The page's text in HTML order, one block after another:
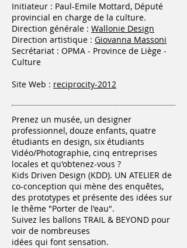
Initiateur : Paul-Emile Mottard, Député
provincial en charge de la culture.
Direction générale : Wallonie Design
Direction artistique : Giovanna Massoni
Secrétariat : OPMA - Province de Liège -
Culture
Site Web : reciprocity-2012
Prenez un musée, un designer
professionnel, douze enfants, quatre
étudiants en design, six étudiants
Vidéo/Photographie, cinq entreprises
locales et qu'obtenez-vous ?
Kids Driven Design (KDD). UN ATELIER de
co-conception qui mène des enquêtes,
des prototypes et présente des idées sur
le thême "Porter de l'eau".
Suivez les ballons TRAIL & BEYOND pour
voir de nombreuses
idées qui font sensation.